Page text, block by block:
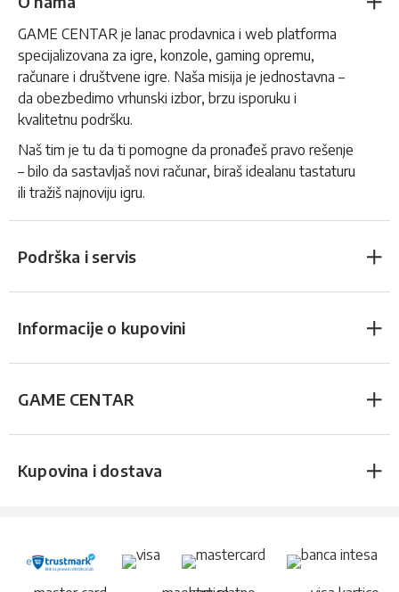
GAME CENTAR je lanac prodavnica i web platforma
specijalizovana za igre, konzole, gaming opremu,
računare i društvene igre. Naša misija je jednostavna –
da obezbedimo vrhunski izbor, brzu isporuku i
kvalitetnu podršku.
Naš tim je tu da ti pomogne da pronađeš pravo rešenje
– bilo da sastavljaš novi računar, biraš idealanu tastaturu
ili tražiš najnoviju igru.
Podrška i servis
Informacije o kupovini
GAME CENTAR
Kupovina i dostava